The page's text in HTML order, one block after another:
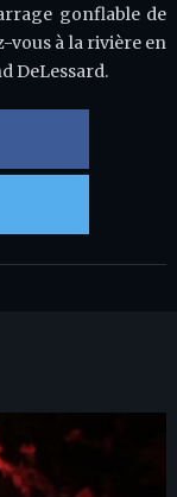
gonflable de
vous à la rivière en
DeLessard.